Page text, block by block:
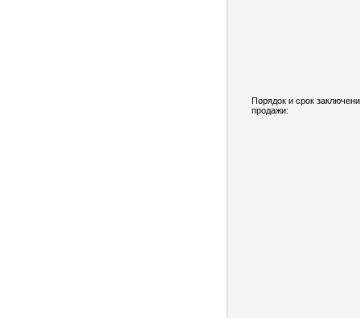
Порядок и срок
продажи: